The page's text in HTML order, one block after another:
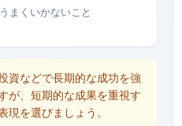
まくいかないこと
資などで長期的な成功を強
が、短期的な成果を重視す
現を選びましょう。